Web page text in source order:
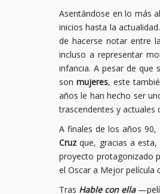
Asentándose en lo más
inicios hasta la
de hacerse notar entre
incluso a representar
infancia. A pesar de que
sonmujeres, este
años le han hecho ser
trascendentes y
A finales de los años 90,
Cruzque, gracias a esta,
proyecto protagonizado
el Oscar a Mejor película
Tras Hable con ella